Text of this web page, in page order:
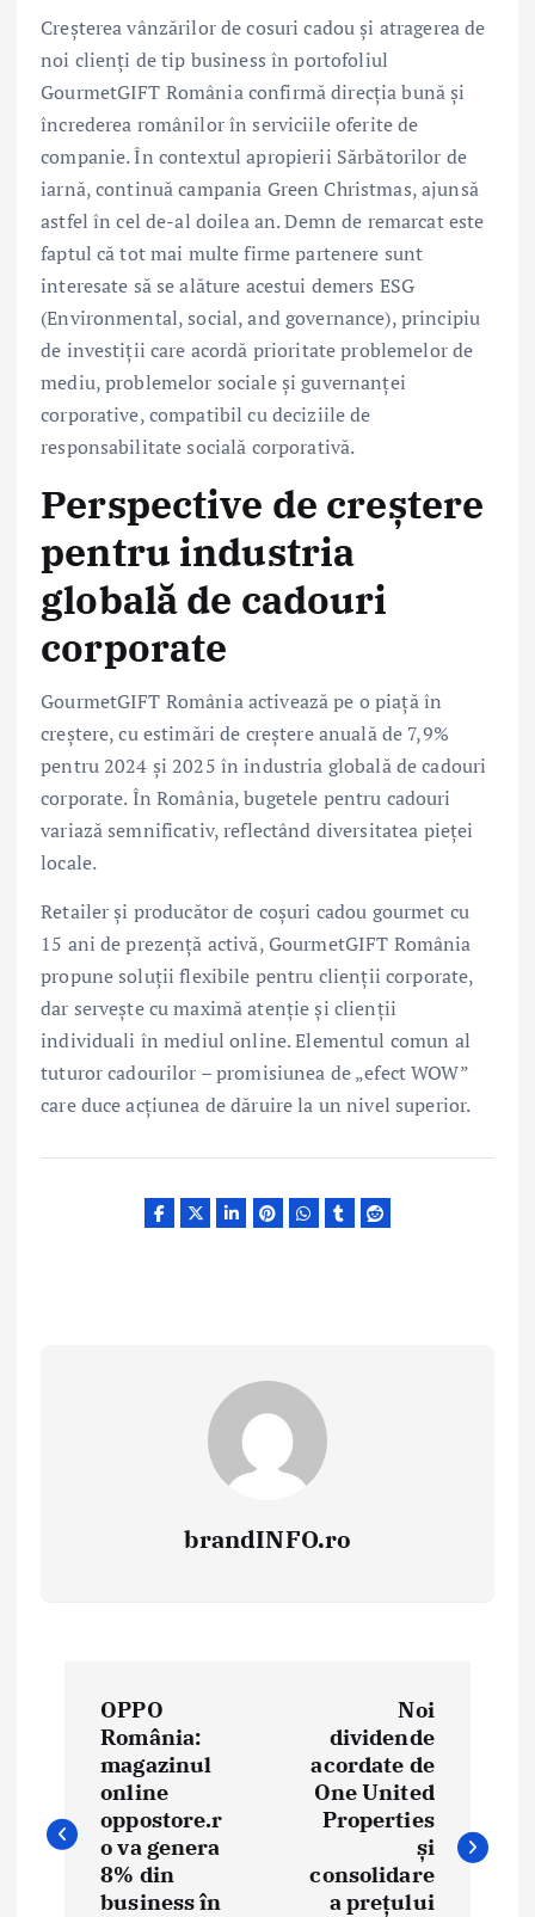
Creșterea vânzărilor de cosuri cadou și atragerea de
noi clienți de tip business în portofoliul
GourmetGIFT România confirmă direcția bună și
încrederea românilor în serviciile oferite de
companie. În contextul apropierii Sărbătorilor de
iarnă, continuă campania Green Christmas, ajunsă
astfel în cel de-al doilea an. Demn de remarcat este
faptul că tot mai multe firme partenere sunt
interesate să se alăture acestui demers ESG
(Environmental, social, and governance), principiu
de investiții care acordă prioritate problemelor de
mediu, problemelor sociale și guvernanței
corporative, compatibil cu deciziile de
responsabilitate socială corporativă.
Perspective de creștere
pentru industria
globală de cadouri
corporate
GourmetGIFT România activează pe o piață în
creștere, cu estimări de creștere anuală de 7,9%
pentru 2024 și 2025 în industria globală de cadouri
corporate. În România, bugetele pentru cadouri
variază semnificativ, reflectând diversitatea pieței
locale.
Retailer și producător de coșuri cadou gourmet cu
15 ani de prezență activă, GourmetGIFT România
propune soluții flexibile pentru clienții corporate,
dar servește cu maximă atenție și clienții
individuali în mediul online. Elementul comun al
tuturor cadourilor – promisiunea de „efect WOW”
care duce acțiunea de dăruire la un nivel superior.
brandINFO.ro
i
OPPO
România:
magazinul
online
oppostore.r
o va genera
8% din
business în
Noi
dividende
acordate de
One United
Properties
și
consolidare
a prețului